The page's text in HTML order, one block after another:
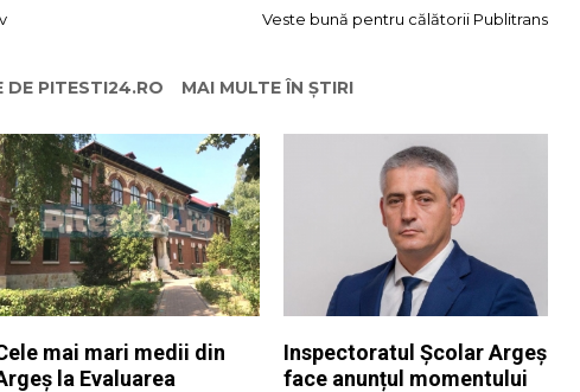
Veste bună pentru călătorii Publitrans
DE PITESTI24.RO MAI MULTE ÎN ȘTIRI
mai mari medii din
la Evaluarea
Inspectoratul Școlar Argeș
face anunțul momentului